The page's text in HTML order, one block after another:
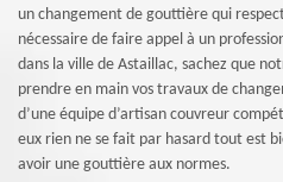
un changement de gouttière qui
nécessaire de faire appel à un
dans la ville de Astaillac, sachez que
prendre en main vos travaux de
d’une équipe d’artisan couvreur
eux rien ne se fait par hasard tout est
avoir une gouttière aux normes.